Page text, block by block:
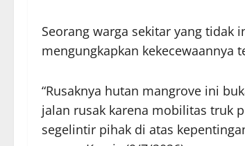
Seorang warga sekitar yang tidak
mengungkapkan kekecewaannya
“Rusaknya hutan mangrove ini
jalan rusak karena mobilitas truk
segelintir pihak di atas